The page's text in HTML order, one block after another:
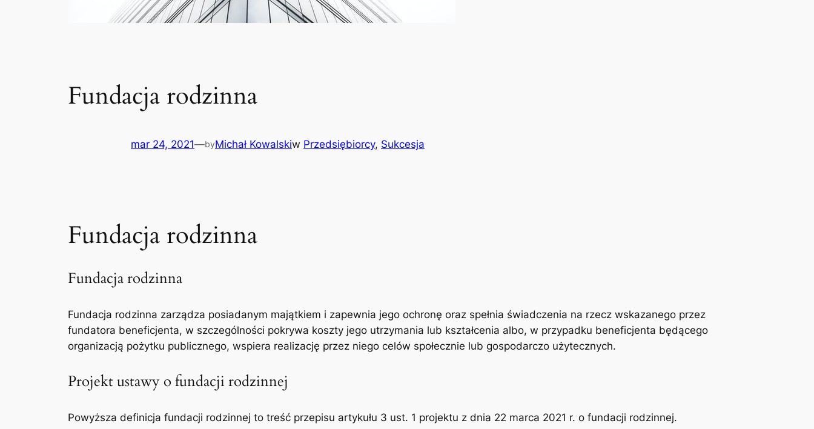
Fundacja rodzinna
mar 24, 2021—byMichał Kowalskiw Przedsiębiorcy, Sukcesja
Fundacja rodzinna
Fundacja rodzinna
Fundacja rodzinna zarządza posiadanym majątkiem i zapewnia jego ochronę oraz spełnia świadczenia na rzecz wskazanego przez
fundatora beneficjenta, w szczególności pokrywa koszty jego utrzymania lub kształcenia albo, w przypadku beneficjenta będącego
organizacją pożytku publicznego, wspiera realizację przez niego celów społecznie lub gospodarczo użytecznych.
Projekt ustawy o fundacji rodzinnej
Powyższa definicja fundacji rodzinnej to treść przepisu artykułu 3 ust. 1 projektu z dnia 22 marca 2021 r. o fundacji rodzinnej.